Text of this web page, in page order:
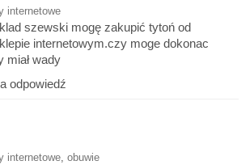
internetowe
szewski mogę zakupić tytoń od
internetowym.czy moge dokonac
miał wady
odpowiedź
internetowe obuwie